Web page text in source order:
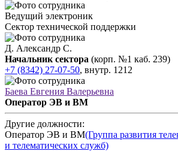
Ведущий электроник
Сектор технической поддержки
Д. Александр С.
Начальник сектора (корп. №1 каб. 239)
+7 (8342) 27-07-50, внутр. 1212
Баева Евгения Валерьевна
Оператор ЭВ и ВМ
Другие должности:
Оператор ЭВ и ВМ(Группа развития
и телематических служб)